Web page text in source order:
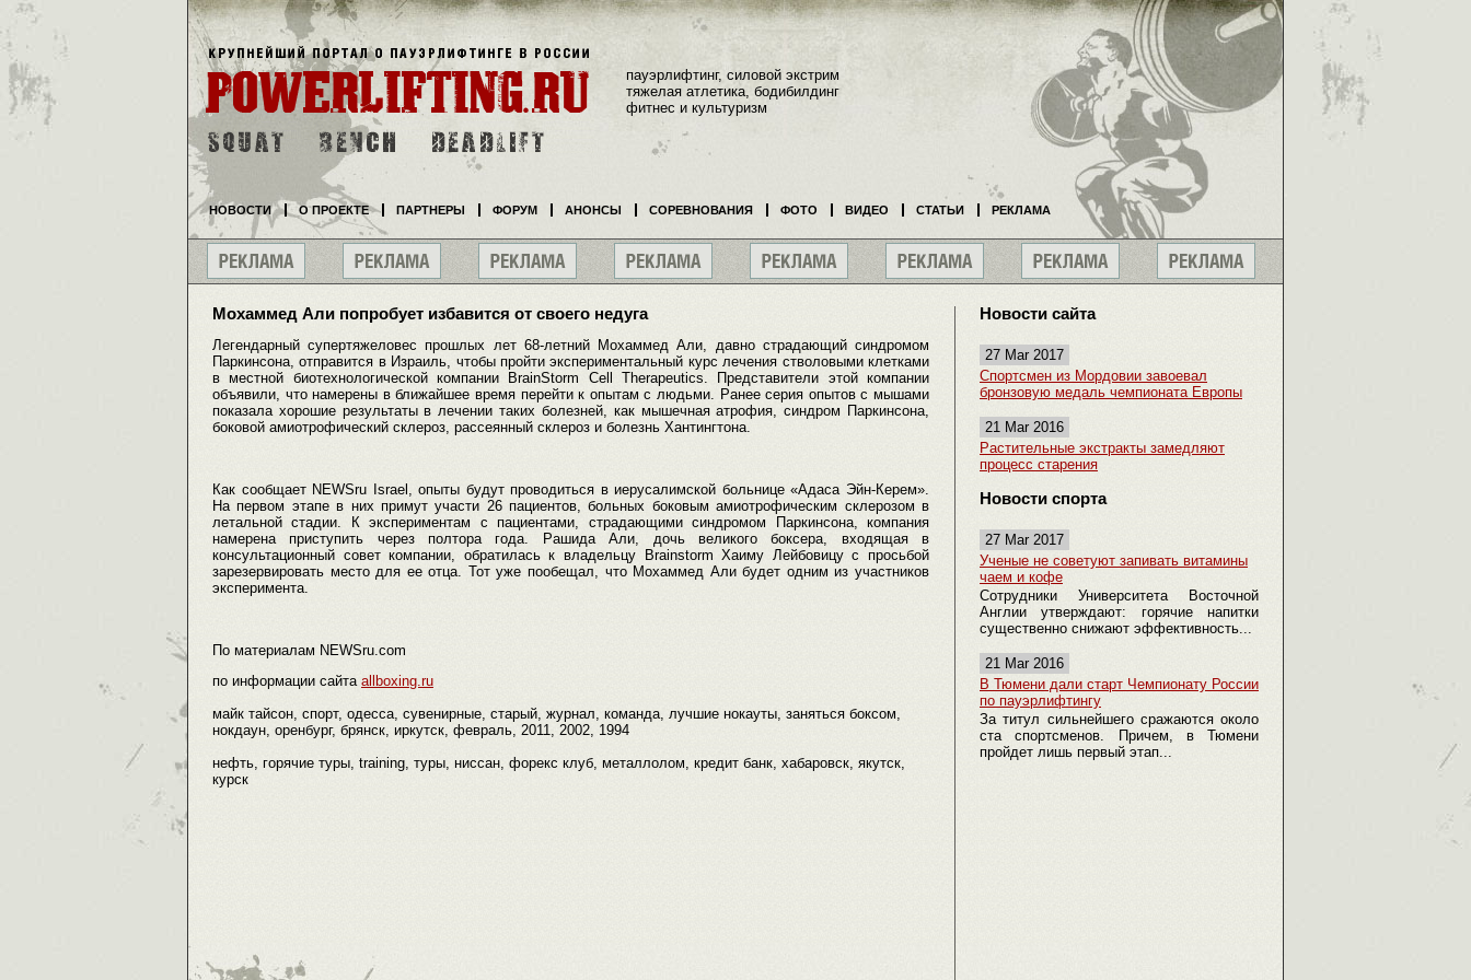
Мохаммед Али попробует избавится от своего недуга
Легендарный супертяжеловес прошлых лет 68-летний Мохаммед Али, давно страдающий синдромом
Паркинсона, отправится в Израиль, чтобы пройти экспериментальный курс лечения стволовыми клетками
в местной биотехнологической компании BrainStorm Cell Therapeutics. Представители этой компании
объявили, что намерены в ближайшее время перейти к опытам с людьми. Ранее серия опытов с мышами
показала хорошие результаты в лечении таких болезней, как мышечная атрофия, синдром Паркинсона,
боковой амиотрофический склероз, рассеянный склероз и болезнь Хантингтона.
Как сообщает NEWSru Israel, опыты будут проводиться в иерусалимской больнице «Адаса Эйн-Керем».
На первом этапе в них примут участи 26 пациентов, больных боковым амиотрофическим склерозом в
летальной стадии. К экспериментам с пациентами, страдающими синдромом Паркинсона, компания
намерена приступить через полтора года. Рашида Али, дочь великого боксера, входящая в
консультационный совет компании, обратилась к владельцу Brainstorm Хаиму Лейбовицу с просьбой
зарезервировать место для ее отца. Тот уже пообещал, что Мохаммед Али будет одним из участников
эксперимента.
По материалам NEWSru.com
по информации сайта allboxing.ru
майк тайсон, спорт, одесса, сувенирные, старый, журнал, команда, лучшие нокауты, заняться боксом,
нокдаун, оренбург, брянск, иркутск, февраль, 2011, 2002, 1994
нефть, горячие туры, training, туры, ниссан, форекс клуб, металлолом, кредит банк, хабаровск, якутск,
курск
Новости сайта
27 Mar 2017
Спортсмен из Мордовии завоевал
бронзовую медаль чемпионата Европы
21 Mar 2016
Растительные экстракты замедляют
процесс старения
Новости спорта
27 Mar 2017
Ученые не советуют запивать витамины
чаем и кофе
Сотрудники Университета Восточной
Англии утверждают: горячие напитки
существенно снижают эффективность...
21 Mar 2016
В Тюмени дали старт Чемпионату России
по пауэрлифтингу
За титул сильнейшего сражаются около
ста спортсменов. Причем, в Тюмени
пройдет лишь первый этап...
пауэрлифтинг, силовой экстрим
тяжелая атлетика, бодибилдинг
фитнес и культуризм
НОВОСТИ О ПРОЕКТЕ ПАРТНЕРЫ ФОРУМ АНОНСЫ СОРЕВНОВАНИЯ ФОТО ВИДЕО СТАТЬИ РЕКЛАМА